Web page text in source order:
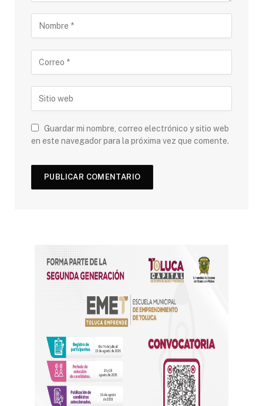
Guardar mi nombre, correo electrónico y sitio web
en este navegador para la próxima vez que comente.